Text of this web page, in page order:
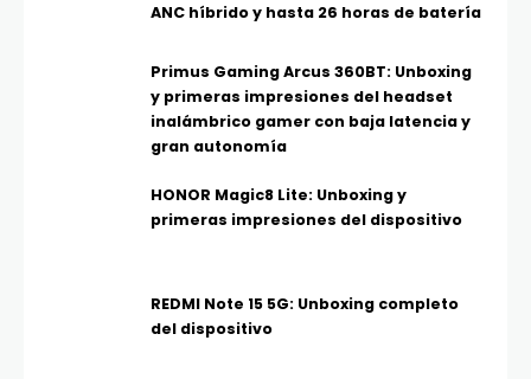
ANC híbrido y hasta 26 horas de batería
Primus Gaming Arcus 360BT: Unboxing
y primeras impresiones del headset
inalámbrico gamer con baja latencia y
gran autonomía
HONOR Magic8 Lite: Unboxing y
primeras impresiones del dispositivo
REDMI Note 15 5G: Unboxing completo
del dispositivo